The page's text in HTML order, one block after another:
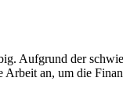
Aufgrund der
an, um die